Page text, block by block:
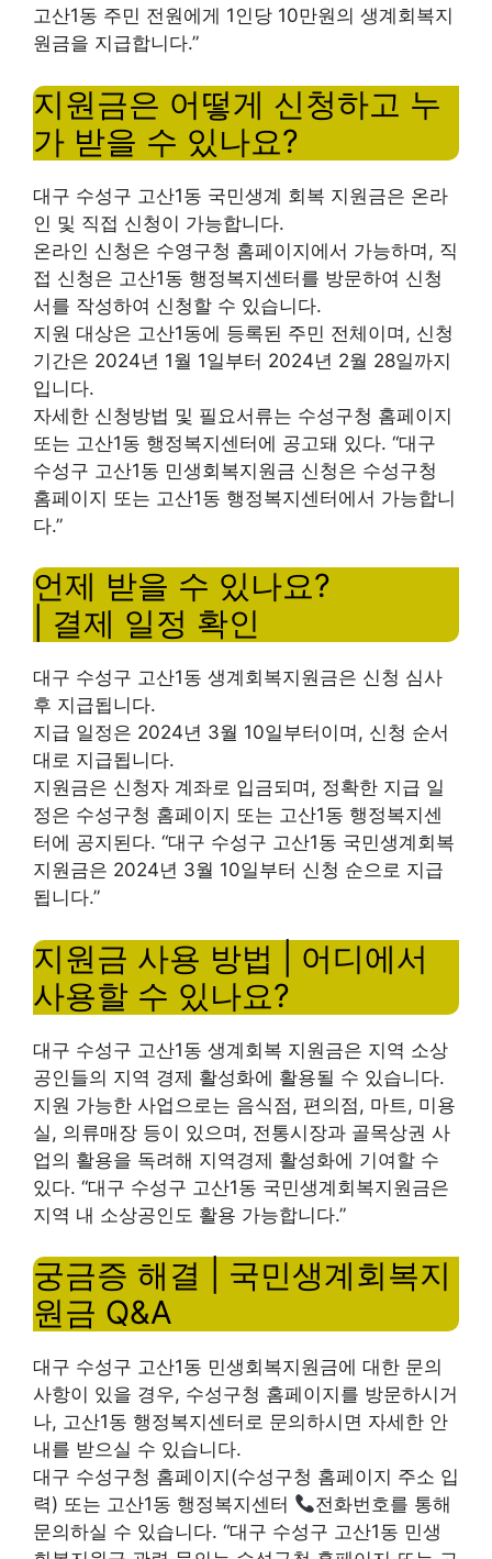
고산1동 주민 전원에게 1인당 10만원의 생계회복지
원금을 지급합니다.”
지원금은 어떻게 신청하고 누
가 받을 수 있나요?
대구 수성구 고산1동 국민생계 회복 지원금은 온라
인 및 직접 신청이 가능합니다.
온라인 신청은 수영구청 홈페이지에서 가능하며, 직
접 신청은 고산1동 행정복지센터를 방문하여 신청
서를 작성하여 신청할 수 있습니다.
지원 대상은 고산1동에 등록된 주민 전체이며, 신청
기간은 2024년 1월 1일부터 2024년 2월 28일까지
입니다.
자세한 신청방법 및 필요서류는 수성구청 홈페이지
또는 고산1동 행정복지센터에 공고돼 있다. “대구
수성구 고산1동 민생회복지원금 신청은 수성구청
홈페이지 또는 고산1동 행정복지센터에서 가능합니
다.”
언제 받을 수 있나요?
| 결제 일정 확인
대구 수성구 고산1동 생계회복지원금은 신청 심사
후 지급됩니다.
지급 일정은 2024년 3월 10일부터이며, 신청 순서
대로 지급됩니다.
지원금은 신청자 계좌로 입금되며, 정확한 지급 일
정은 수성구청 홈페이지 또는 고산1동 행정복지센
터에 공지된다. “대구 수성구 고산1동 국민생계회복
지원금은 2024년 3월 10일부터 신청 순으로 지급
됩니다.”
지원금 사용 방법 | 어디에서
사용할 수 있나요?
대구 수성구 고산1동 생계회복 지원금은 지역 소상
공인들의 지역 경제 활성화에 활용될 수 있습니다.
지원 가능한 사업으로는 음식점, 편의점, 마트, 미용
실, 의류매장 등이 있으며, 전통시장과 골목상권 사
업의 활용을 독려해 지역경제 활성화에 기여할 수
있다. “대구 수성구 고산1동 국민생계회복지원금은
지역 내 소상공인도 활용 가능합니다.”
궁금증 해결 | 국민생계회복지
원금 Q&A
대구 수성구 고산1동 민생회복지원금에 대한 문의
사항이 있을 경우, 수성구청 홈페이지를 방문하시거
나, 고산1동 행정복지센터로 문의하시면 자세한 안
내를 받으실 수 있습니다.
대구 수성구청 홈페이지(수성구청 홈페이지 주소 입
력) 또는 고산1동 행정복지센터
전화번호를 통해
문의하실 수 있습니다. “대구 수성구 고산1동 민생